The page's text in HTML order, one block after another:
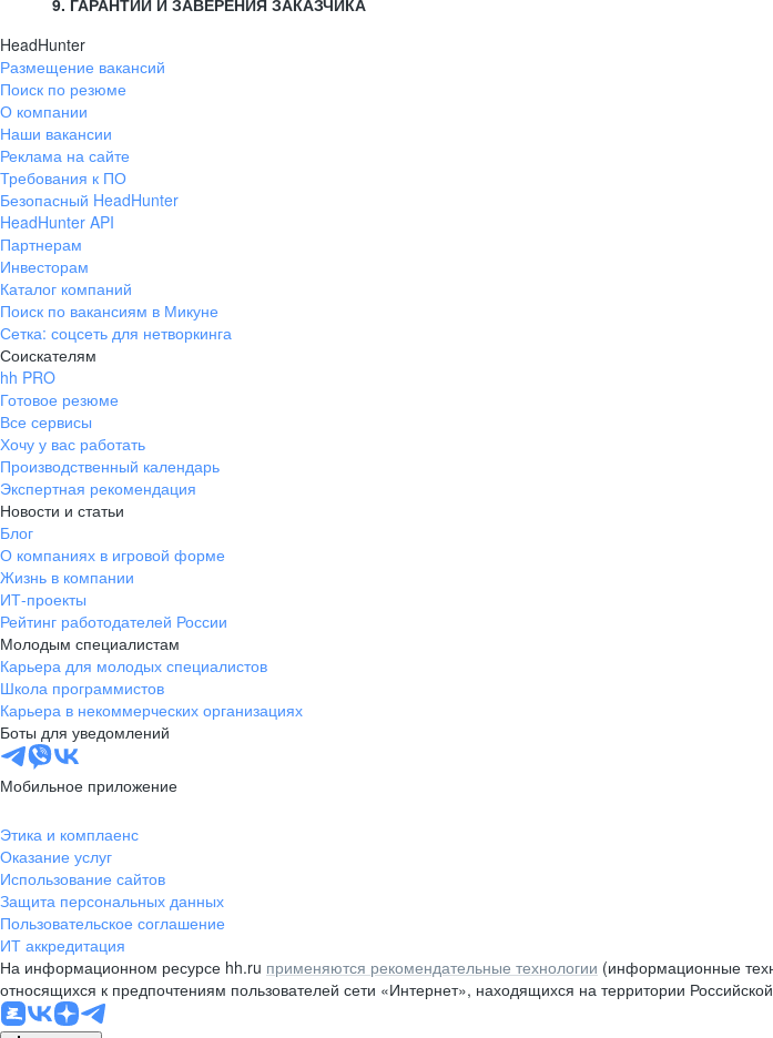
9. ГАРАНТИИ И ЗАВЕРЕНИЯ ЗАКАЗЧИКА
HeadHunter
Размещение вакансий
Поиск по резюме
О компании
Наши вакансии
Реклама на сайте
Требования к ПО
Безопасный HeadHunter
HeadHunter API
Партнерам
Инвесторам
Каталог компаний
Поиск по вакансиям в Микуне
Сетка: соцсеть для нетворкинга
Соискателям
hh PRO
Готовое резюме
Все сервисы
Хочу у вас работать
Производственный календарь
Экспертная рекомендация
Новости и статьи
Блог
О компаниях в игровой форме
Жизнь в компании
ИТ-проекты
Рейтинг работодателей России
Молодым специалистам
Карьера для молодых специалистов
Школа программистов
Карьера в некоммерческих организациях
Боты для уведомлений
Мобильное приложение
Этика и комплаенс
Оказание услуг
Использование сайтов
Защита персональных данных
Пользовательское соглашение
ИТ аккредитация
На информационном ресурсе hh.ru применяются рекомендательные технологии (информационные
относящихся к предпочтениям пользователей сети «Интернет», находящихся на территории